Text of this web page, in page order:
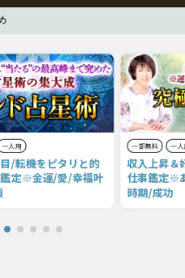
一人用
/転機をピタリと的
定※金運/愛/幸福叶
一部無料 一人用
収入上昇＆
仕事鑑定※
時期/成功